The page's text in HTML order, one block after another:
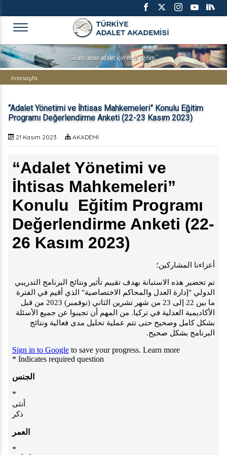
TÜRKİYE ADALET AKADEMİSİ
Anasayfa
“Adalet Yönetimi ve İhtisas Mahkemeleri” Konulu Eğitim
Programı Değerlendirme Anketi (22-23 Kasım 2023)
21 Kasım 2023 AKADEMİ